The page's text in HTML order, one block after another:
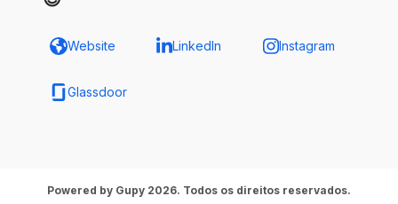
Website LinkedIn Instagram
Glassdoor
Powered by Gupy 2026. Todos os direitos reservados.